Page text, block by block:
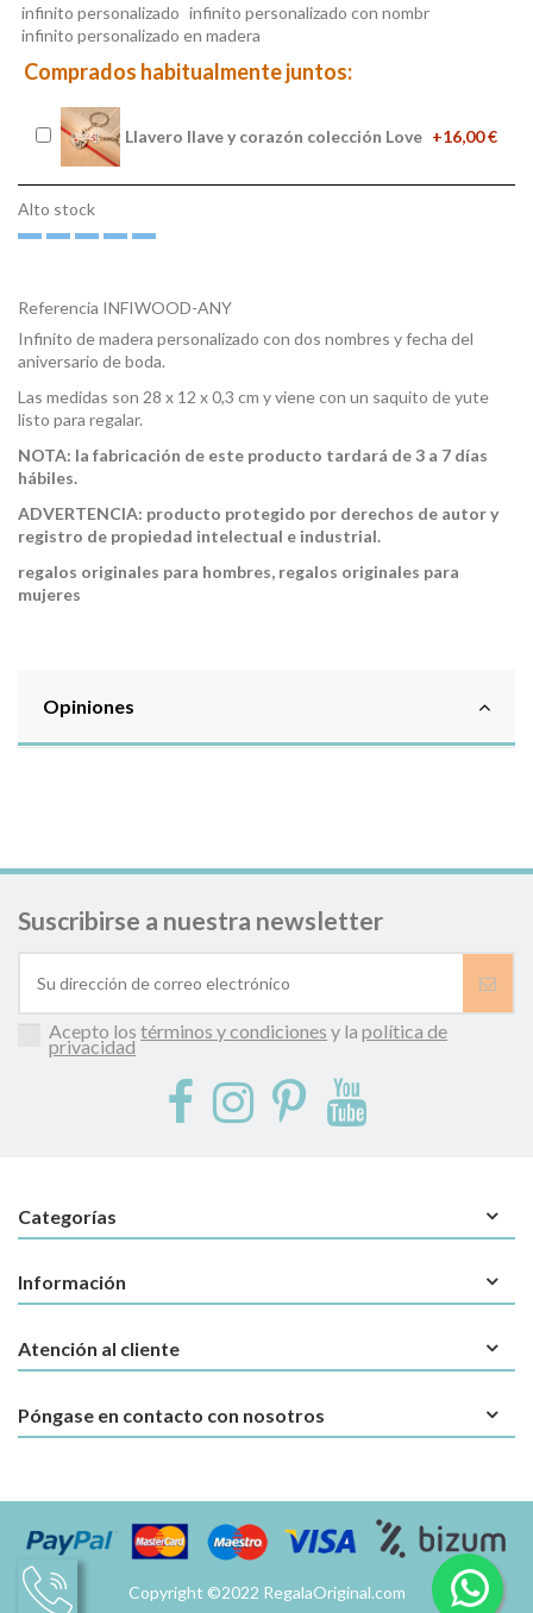
infinito personalizado infinito personalizado con nombr
infinito personalizado en madera
Comprados habitualmente juntos:
Llavero llave y corazón colección Love +16,00 €
Alto stock
Referencia INFIWOOD-ANY
Infinito de madera personalizado con dos nombres y fecha del
aniversario de boda.
Las medidas son 28 x 12 x 0,3 cm y viene con un saquito de yute
listo para regalar.
NOTA: la fabricación de este producto tardará de 3 a 7 días
hábiles.
ADVERTENCIA: producto protegido por derechos de autor y
registro de propiedad intelectual e industrial.
regalos originales para hombres, regalos originales para
mujeres
Opiniones
Suscribirse a nuestra newsletter
Acepto lostérminos y condiciones y lapolítica de
privacidad
Categorías
Información
Atención al cliente
Póngase en contacto con nosotros
Copyright ©2022 RegalaOriginal.com